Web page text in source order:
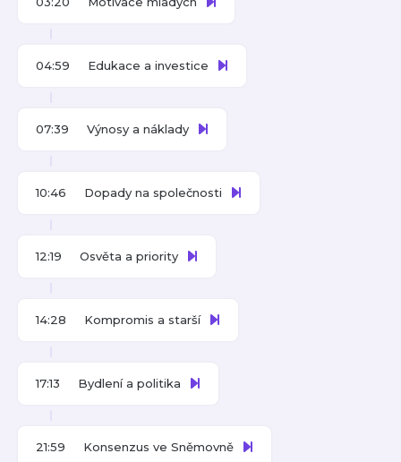
04:59 Edukace a investice
07:39 Výnosy a náklady
10:46 Dopady na společnosti
12:19 Osvěta a priority
14:28 Kompromis a starší
17:13 Bydlení a politika
21:59 Konsenzus ve Sněmovně